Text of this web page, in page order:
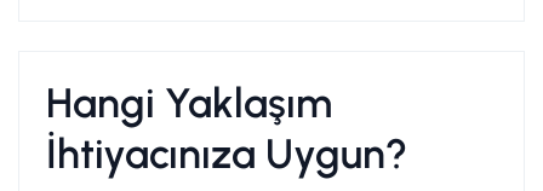
Hangi Yaklaşım
İhtiyacınıza Uygun?